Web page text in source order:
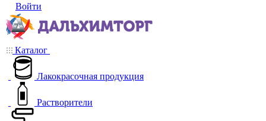
Войти
Каталог
Лакокрасочная продукция
Растворители